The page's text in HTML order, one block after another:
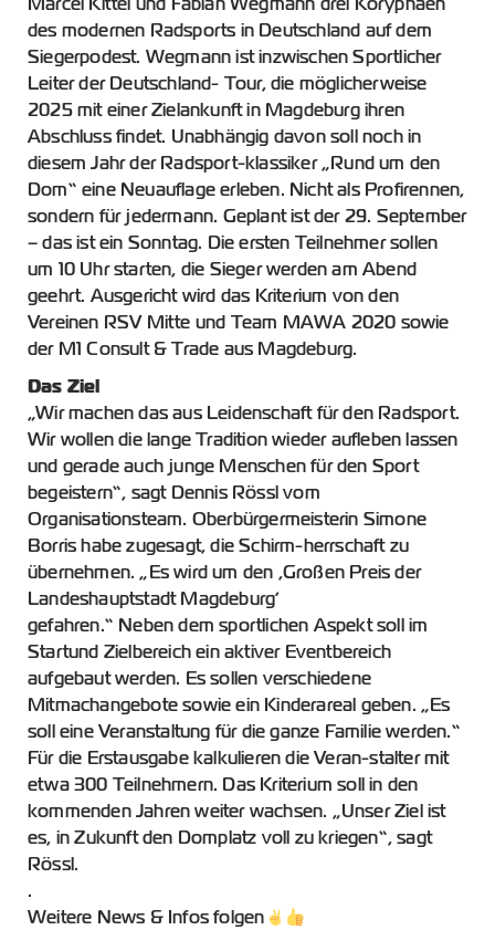
Marcel Kittel und Fabian Wegmann drei Koryphäen
des modernen Radsports in Deutschland auf dem
Siegerpodest. Wegmann ist inzwischen Sportlicher
Leiter der Deutschland- Tour, die möglicherweise
2025 mit einer Zielankunft in Magdeburg ihren
Abschluss findet. Unabhängig davon soll noch in
diesem Jahr der Radsport-klassiker „Rund um den
Dom“ eine Neuauflage erleben. Nicht als Profirennen,
sondern für jedermann. Geplant ist der 29. September
– das ist ein Sonntag. Die ersten Teilnehmer sollen
um 10 Uhr starten, die Sieger werden am Abend
geehrt. Ausgericht wird das Kriterium von den
Vereinen RSV Mitte und Team MAWA 2020 sowie
der M1 Consult & Trade aus Magdeburg.
Das Ziel
„Wir machen das aus Leidenschaft für den Radsport.
Wir wollen die lange Tradition wieder aufleben lassen
und gerade auch junge Menschen für den Sport
begeistern“, sagt Dennis Rössl vom
Organisationsteam. Oberbürgermeisterin Simone
Borris habe zugesagt, die Schirm-herrschaft zu
übernehmen. „Es wird um den ,Großen Preis der
Landeshauptstadt Magdeburg’
gefahren.“ Neben dem sportlichen Aspekt soll im
Startund Zielbereich ein aktiver Eventbereich
aufgebaut werden. Es sollen verschiedene
Mitmachangebote sowie ein Kinderareal geben. „Es
soll eine Veranstaltung für die ganze Familie werden.“
Für die Erstausgabe kalkulieren die Veran-stalter mit
etwa 300 Teilnehmern. Das Kriterium soll in den
kommenden Jahren weiter wachsen. „Unser Ziel ist
es, in Zukunft den Domplatz voll zu kriegen“, sagt
Rössl.
.
Weitere News & Infos folgen